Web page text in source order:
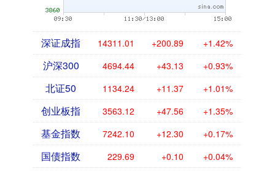
深证成指 14311.01 +200.89 +1.42%
沪深300 4694.44 +43.13 +0.93%
北证50 1134.24 +11.37 +1.01%
创业板指 3563.12 +47.56 +1.35%
基金指数 7242.10 +12.30 +0.17%
国债指数 229.69 +0.10 +0.04%